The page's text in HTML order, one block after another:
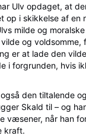
Ulv opdaget, at
op i skikkelse af en
milde og
og voldsomme,
er at lade den
i forgrunden, hvis
den tiltalende
Skald til – og
væsener, når han
kraft.